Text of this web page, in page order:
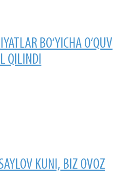
BO‘YICHA O‘QUV
QILINDI
KUNI, BIZ OVOZ